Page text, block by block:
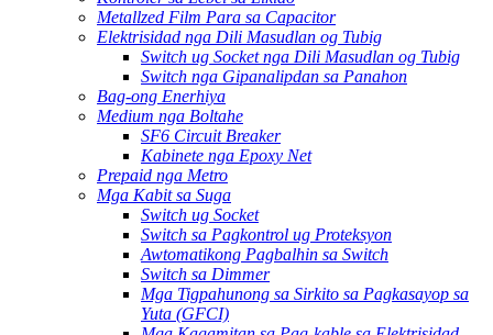
Metallzed Film Para sa Capacitor
Elektrisidad nga Dili Masudlan og Tubig
Switch ug Socket nga Dili Masudlan og Tubig
Switch nga Gipanalipdan sa Panahon
Bag-ong Enerhiya
Medium nga Boltahe
SF6 Circuit Breaker
Kabinete nga Epoxy Net
Prepaid nga Metro
Mga Kabit sa Suga
Switch ug Socket
Switch sa Pagkontrol ug Proteksyon
Awtomatikong Pagbalhin sa Switch
Switch sa Dimmer
Mga Tigpahunong sa Sirkito sa Pagkasayop sa
Yuta (GFCI)